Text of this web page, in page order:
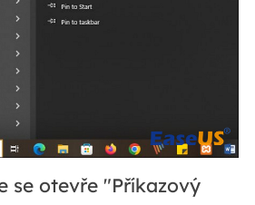
se otevře "Příkazový